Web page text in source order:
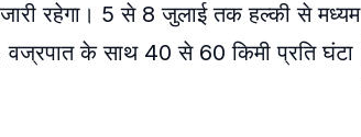
जारी रहेगा। 5 से 8 जुलाई तक हल्की से मध्यम
वज्रपात के साथ 40 से 60 किमी प्रति घंटा